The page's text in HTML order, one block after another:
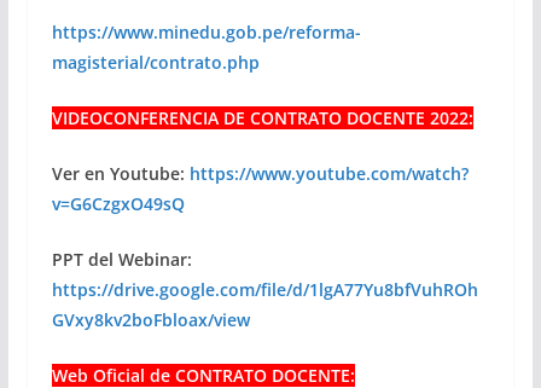
https://www.minedu.gob.pe/reforma-
magisterial/contrato.php
VIDEOCONFERENCIA DE CONTRATO DOCENTE 2022:
Ver en Youtube: https://www.youtube.com/watch?
v=G6CzgxO49sQ
PPT del Webinar:
https://drive.google.com/file/d/1lgA77Yu8bfVuhROh
GVxy8kv2boFbloax/view
Web Oficial de CONTRATO DOCENTE: